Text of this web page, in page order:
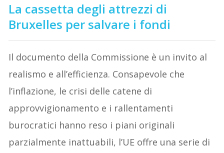
La cassetta degli attrezzi di
Bruxelles per salvare i fondi
Il documento della Commissione è un invito al
realismo e all’efficienza. Consapevole che
l’inflazione, le crisi delle catene di
approvvigionamento e i rallentamenti
burocratici hanno reso i piani originali
parzialmente inattuabili, l’UE offre una serie di